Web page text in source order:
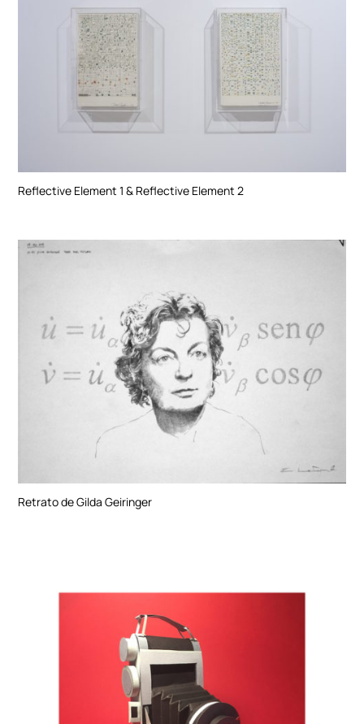
Reflective Element 1 & Reflective Element 2
Retrato de Gilda Geiringer